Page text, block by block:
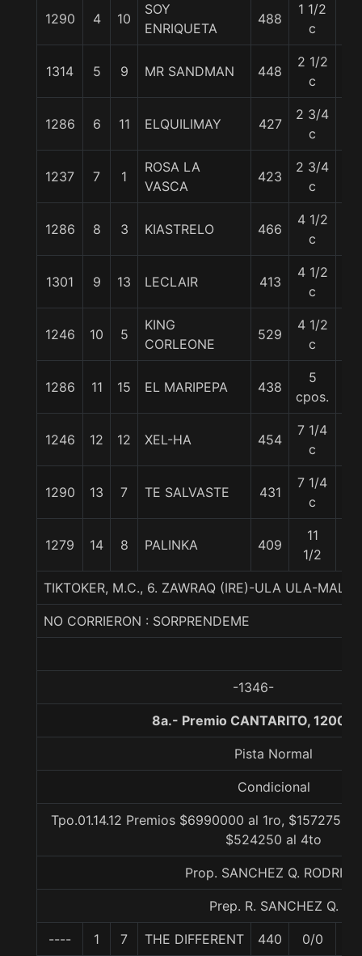
1290 4 10
SOY
ENRIQUETA
488
1 1/2
c
1314 5 9 MR SANDMAN 448
2 1/2
c
1286 6 11 ELQUILIMAY 427
2 3/4
c
1237 7 1
ROSA LA
VASCA
423
2 3/4
c
1286 8 3 KIASTRELO 466
4 1/2
c
1301 9 13 LECLAIR 413
4 1/2
c
1246 10 5
KING
CORLEONE
529
4 1/2
c
1286 11 15 EL MARIPEPA 438
5
cpos.
1246 12 12 XEL-HA 454
7 1/4
c
1290 13 7 TE SALVASTE 431
7 1/4
c
1279 14 8 PALINKA 409
11
1/2
TIKTOKER, M.C., 6. ZAWRAQ (IRE)-ULA ULA-MALEK
NO CORRIERON : SORPRENDEME
-1346-
8a.- Premio CANTARITO, 1200
Pista Normal
Condicional
Tpo.01.14.12 Premios $6990000 al 1ro, $1572750
$524250 al 4to
Prop. SANCHEZ Q. RODRIGO
Prep. R. SANCHEZ Q.
---- 1 7 THE DIFFERENT 440 0/0